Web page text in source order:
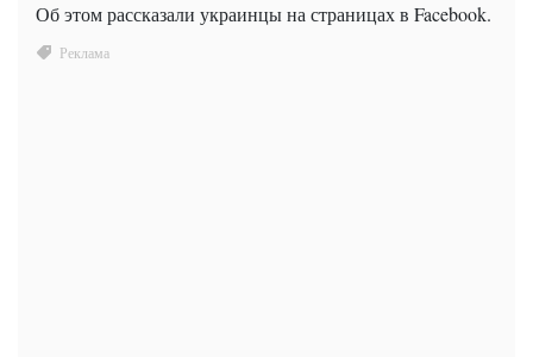
Об этом рассказали украинцы на страницах в Facebook.